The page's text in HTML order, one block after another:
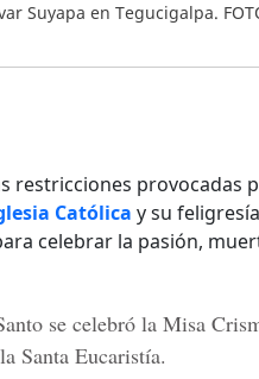
Suyapa en Tegucigalpa.
restricciones provocadas
Católica y su
celebrar la pasión,
se celebró la Misa
Santa Eucaristía.